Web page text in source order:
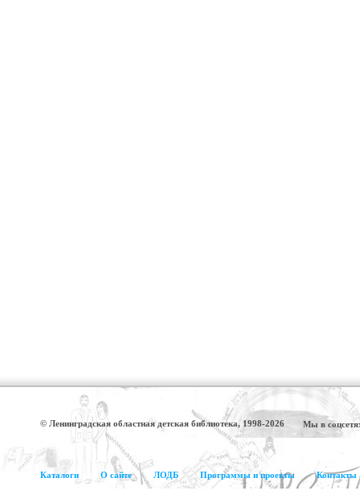
© Ленинградская областная детская библиотека, 1998-2026 Мы в
Каталоги О сайте ЛОДБ Программы и проекты Контакты